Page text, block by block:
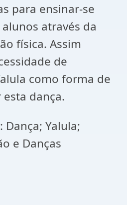
para ensinar-se
através da
física. Assim
de
como forma de
dança.
Dança; Yalula;
e Danças